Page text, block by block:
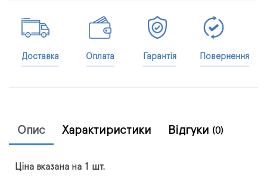
Доставка Оплата Гарантія Повернення
Опис Характиристики Відгуки (0)
Ціна вказана на 1 шт.